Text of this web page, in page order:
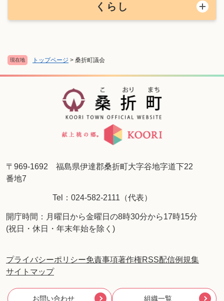
現在地 トップページ > 桑折町議会
くらし
〒969-1692 福島県伊達郡桑折町大字谷地字道下22
番地7
Tel：024-582-2111（代表）
開庁時間：月曜日から金曜日の8時30分から17時15分
(祝日・休日・年末年始を除く)
プライバシーポリシー免責事項著作権RSS配信例規集
サイトマップ
お問い合わせ 組織一覧